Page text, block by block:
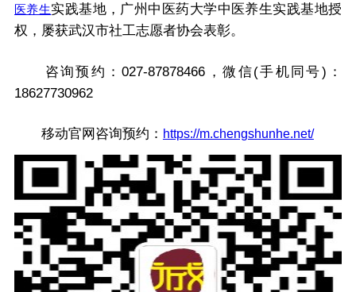
医养生实践基地，广州中医药大学中医养生实践基地授
权，屡获武汉市社工志愿者协会表彰。
咨询预约：027-87878466，微信(手机同号)：
18627730962
移动官网咨询预约： https://m.chengshunhe.net/